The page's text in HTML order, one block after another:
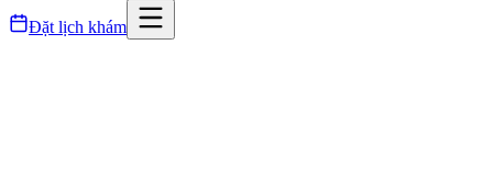
Đặt lịch khám